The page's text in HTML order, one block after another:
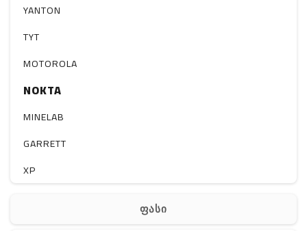
YANTON
TYT
MOTOROLA
NOKTA
MINELAB
GARRETT
XP
ფასი